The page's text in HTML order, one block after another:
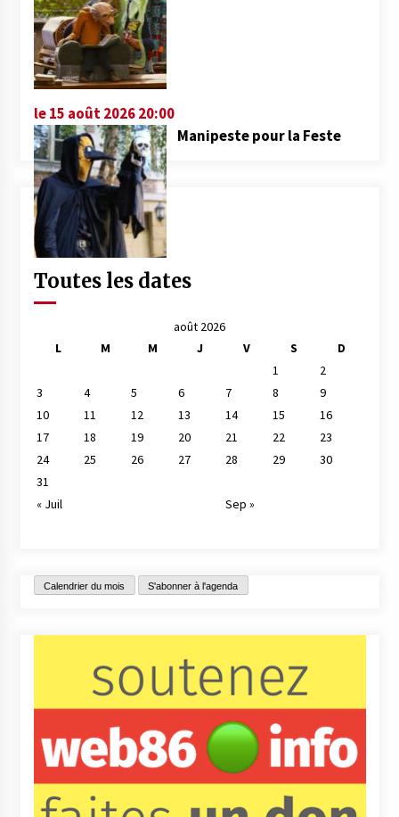
le 15 août 2026 20:00
Manipeste pour la Feste
Toutes les dates
août 2026
L
M M J V S
D
1
2
3
4 5 6 7 8
9
10
11 12 13 14 15
16
17
18 19 20 21 22
23
24
25 26 27 28 29
30
31
« Juil
Sep »
Calendrier du mois S'abonner à l'agenda